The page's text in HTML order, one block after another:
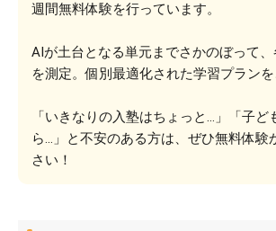
週間無料体験を行っています。
AIが土台となる単元までさかのぼって
を測定。個別最適化された学習プランを
「いきなりの入塾はちょっと…」「子ど
ら…」と不安のある方は、ぜひ無料体験
さい！